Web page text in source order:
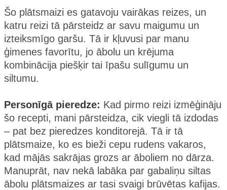
Šo plātsmaizi es gatavoju vairākas reizes, un
katru reizi tā pārsteidz ar savu maigumu un
izteiksmīgo garšu. Tā ir kļuvusi par manu
ģimenes favorītu, jo ābolu un krējuma
kombinācija piešķir tai īpašu sulīgumu un
siltumu.
Personīgā pieredze: Kad pirmo reizi izmēģināju
šo recepti, mani pārsteidza, cik viegli tā izdodas
– pat bez pieredzes konditorejā. Tā ir tā
plātsmaize, ko es bieži cepu rudens vakaros,
kad mājās sakrājas grozs ar āboliem no dārza.
Manuprāt, nav nekā labāka par gabaliņu siltas
ābolu plātsmaizes ar tasi svaigi brūvētas kafijas.